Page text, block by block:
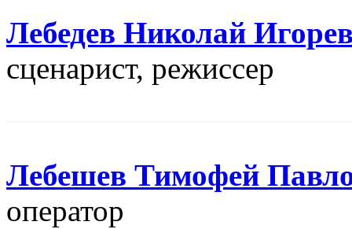
Лебедев Николай
сценарист, режисcер
Лебешев Тимофей
оператор